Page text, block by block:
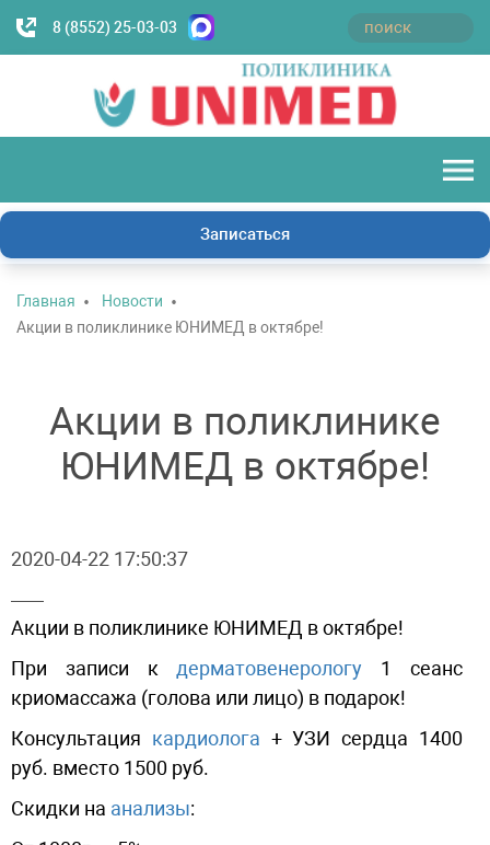
8 (8552) 25-03-03
Записаться
Главная
Новости
Акции в поликлинике ЮНИМЕД в октябре!
Акции в поликлинике
ЮНИМЕД в октябре!
2020-04-22 17:50:37
Акции в поликлинике ЮНИМЕД в октябре!
При записи к дерматовенерологу 1 сеанс
криомассажа (голова или лицо) в подарок!
Консультация кардиолога + УЗИ сердца 1400
руб. вместо 1500 руб.
Скидки на анализы: